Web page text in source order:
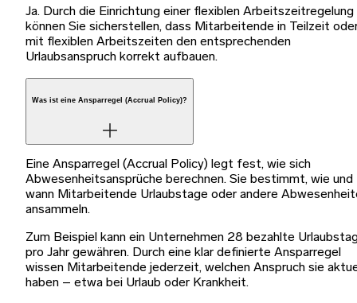
Ja. Durch die Einrichtung einer flexiblen Arbeitszeitregelung
können Sie sicherstellen, dass Mitarbeitende in Teilzeit
mit flexiblen Arbeitszeiten den entsprechenden
Urlaubsanspruch korrekt aufbauen.
Was ist eine Ansparregel (Accrual Policy)?
Eine Ansparregel (Accrual Policy) legt fest, wie sich
Abwesenheitsansprüche berechnen. Sie bestimmt, wie und
wann Mitarbeitende Urlaubstage oder andere
ansammeln.
Zum Beispiel kann ein Unternehmen 28 bezahlte
pro Jahr gewähren. Durch eine klar definierte Ansparregel
wissen Mitarbeitende jederzeit, welchen Anspruch sie
haben – etwa bei Urlaub oder Krankheit.